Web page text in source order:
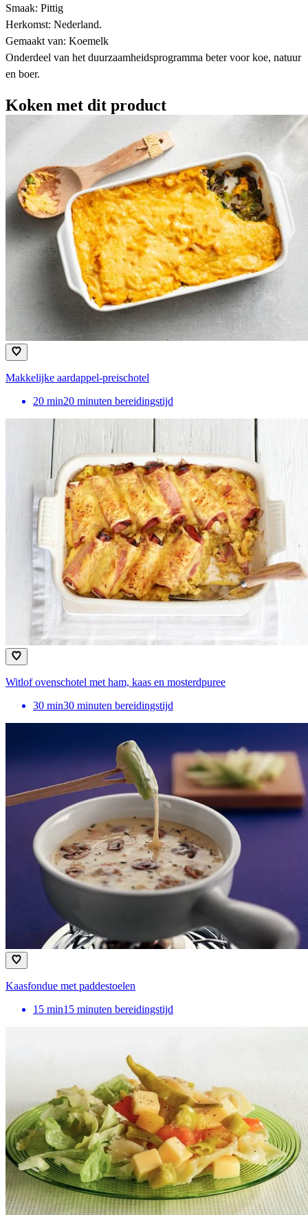
Smaak: Pittig
Herkomst: Nederland.
Gemaakt van: Koemelk
Onderdeel van het duurzaamheidsprogramma beter voor koe, natuur
en boer.
Koken met dit product
Makkelijke aardappel-preischotel
20 min20 minuten bereidingstijd
Witlof ovenschotel met ham, kaas en mosterdpuree
30 min30 minuten bereidingstijd
Kaasfondue met paddestoelen
15 min15 minuten bereidingstijd